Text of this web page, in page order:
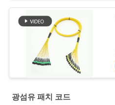
광섬유 패치 코드